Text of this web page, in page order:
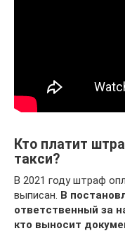
Кто платит
такси?
В 2021 году штраф
выписан. В
ответственный за
кто выносит